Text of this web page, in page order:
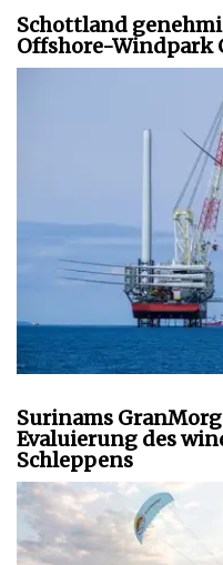
Schottland
Offshore-Windpark
Surinams
Evaluierung des
Schleppens